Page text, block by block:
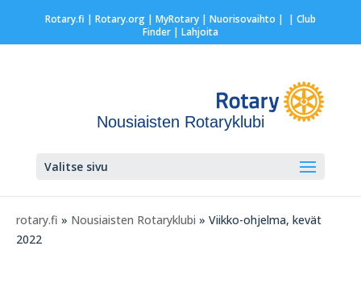
Rotary.fi | Rotary.org| MyRotary | Nuorisovaihto | | Club
Finder| Lahjoita
Nousiaisten Rotaryklubi
Valitse sivu
rotary.fi » Nousiaisten Rotaryklubi » Viikko-ohjelma, kevät
2022